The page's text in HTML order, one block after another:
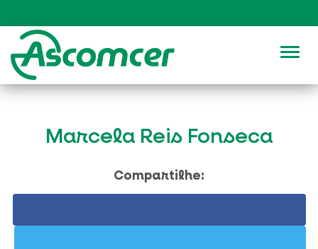
Marcela Reis Fonseca
Compartilhe: